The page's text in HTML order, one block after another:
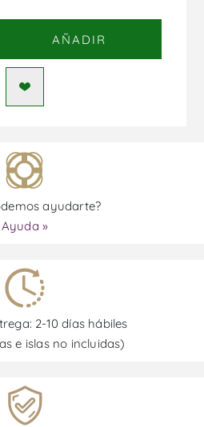
AÑADIR
ayudarte?
Ayuda »
2-10 días hábiles
e islas no incluidas)